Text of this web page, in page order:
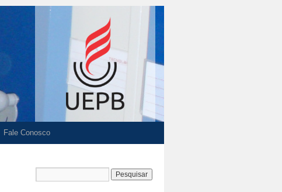
Fale Conosco